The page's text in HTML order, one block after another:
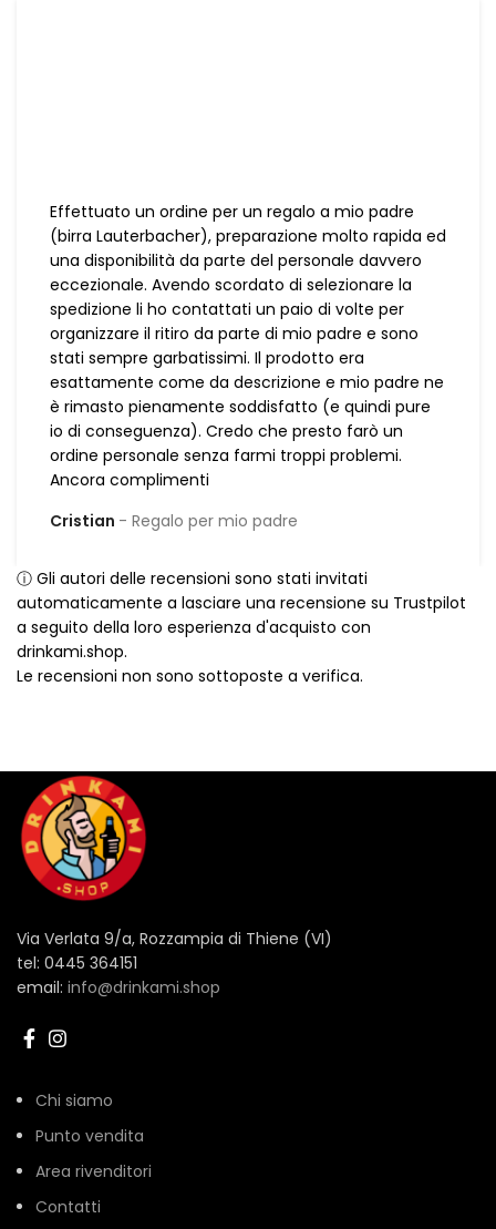
Effettuato un ordine per un regalo a mio padre
(birra Lauterbacher), preparazione molto rapida ed
una disponibilità da parte del personale davvero
eccezionale. Avendo scordato di selezionare la
spedizione li ho contattati un paio di volte per
organizzare il ritiro da parte di mio padre e sono
stati sempre garbatissimi. Il prodotto era
esattamente come da descrizione e mio padre ne
è rimasto pienamente soddisfatto (e quindi pure
io di conseguenza). Credo che presto farò un
ordine personale senza farmi troppi problemi.
Ancora complimenti
Cristian
Regalo per mio padre
ⓘ Gli autori delle recensioni sono stati invitati
automaticamente a lasciare una recensione su Trustpilot
a seguito della loro esperienza d'acquisto con
drinkami.shop.
Le recensioni non sono sottoposte a verifica.
Via Verlata 9/a, Rozzampia di Thiene (VI)
tel: 0445 364151
email: info@drinkami.shop
Chi siamo
Punto vendita
Area rivenditori
Contatti